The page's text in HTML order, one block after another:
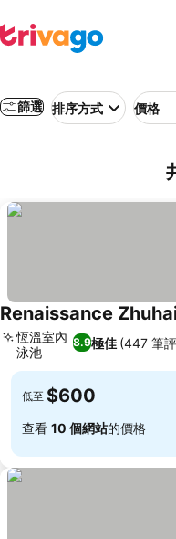
篩選 排序方式 價格
Renaissance
8.9極佳 (447 筆
恆溫室內
泳池
低至 $600
查看 10 個網站的價格